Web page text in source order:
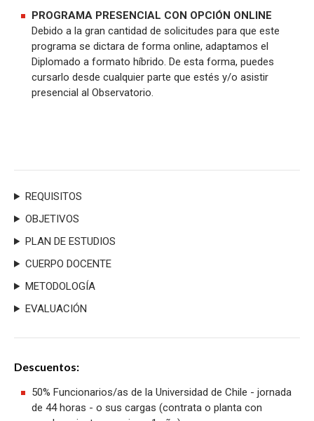
PROGRAMA PRESENCIAL CON OPCIÓN ONLINE
Debido a la gran cantidad de solicitudes para que este
programa se dictara de forma online, adaptamos el
Diplomado a formato híbrido. De esta forma, puedes
cursarlo desde cualquier parte que estés y/o asistir
presencial al Observatorio.
REQUISITOS
OBJETIVOS
PLAN DE ESTUDIOS
CUERPO DOCENTE
METODOLOGÍA
EVALUACIÓN
Descuentos:
50% Funcionarios/as de la Universidad de Chile - jornada
de 44 horas - o sus cargas (contrata o planta con